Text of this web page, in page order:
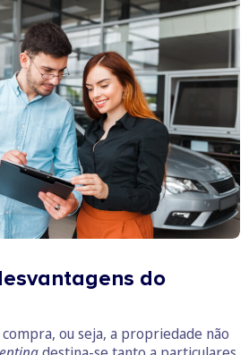
do
compra, ou seja, a propriedade não